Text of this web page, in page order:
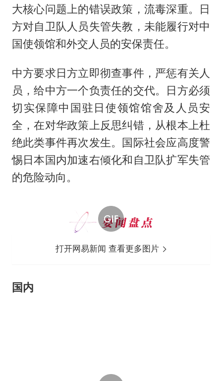
大核心问题上的错误政策，流毒深重。日
方对自卫队人员失管失教，未能履行对中
国使领馆和外交人员的安保责任。
中方要求日方立即彻查事件，严惩有关人
员，给中方一个负责任的交代。日方必须
切实保障中国驻日使领馆馆舍及人员安
全，在对华政策上反思纠错，从根本上杜
绝此类事件再次发生。国际社会应高度警
惕日本国内加速右倾化和自卫队扩军失管
的危险动向。
打开网易新闻 查看更多图片
国内